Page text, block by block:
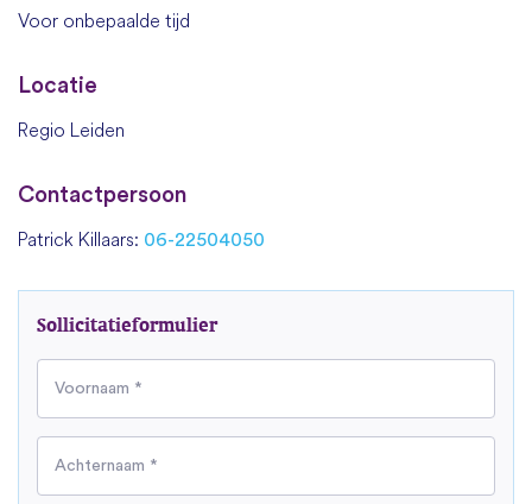
Voor onbepaalde tijd
Locatie
Regio Leiden
Contactpersoon
Patrick Killaars: 06-22504050
Sollicitatieformulier
Voornaam *
Achternaam *